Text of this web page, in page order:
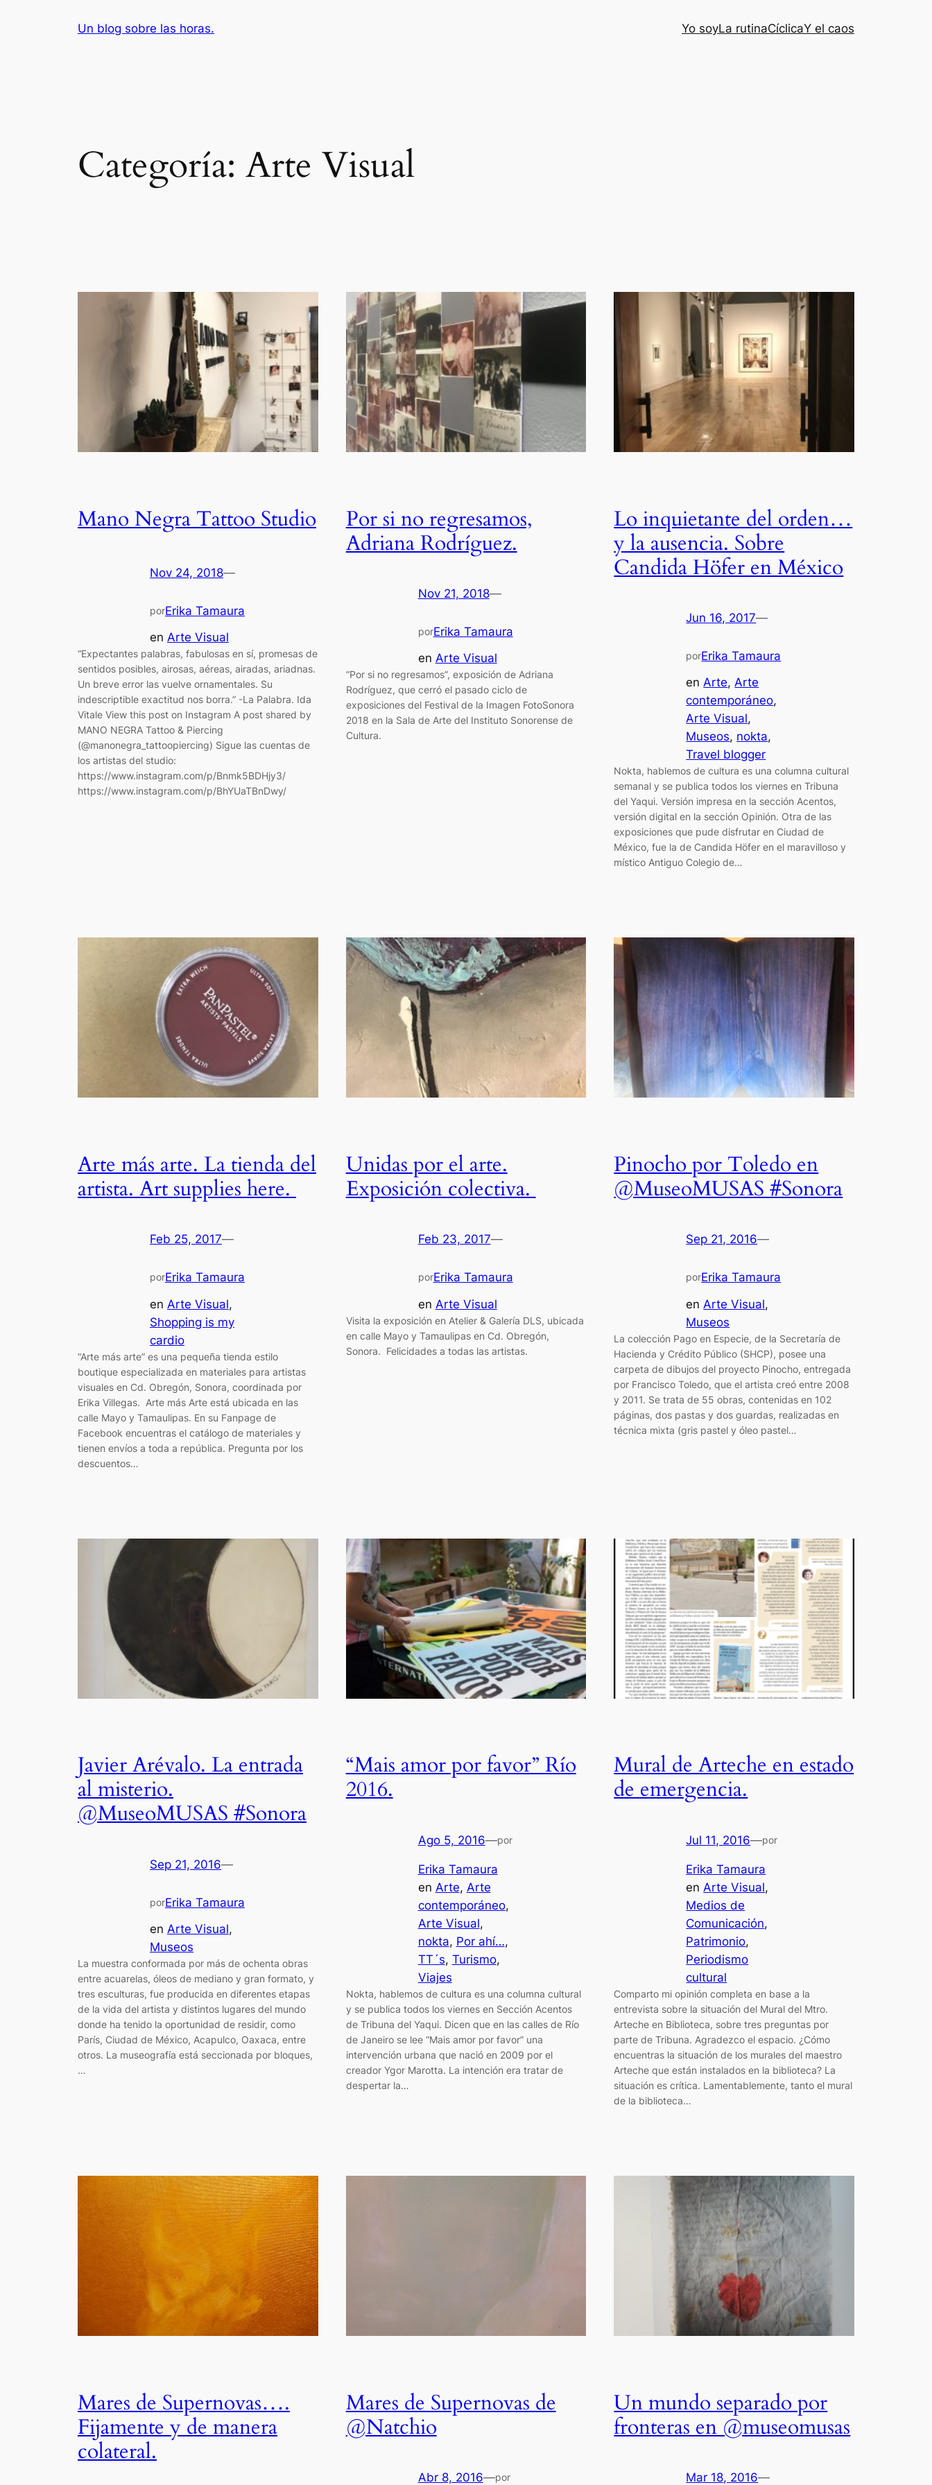
Un blog sobre las horas. Yo soyLa rutinaCíclicaY el caos
Categoría: Arte Visual
Mano Negra Tattoo Studio
Nov 24, 2018—
porErika Tamaura
en Arte Visual
“Expectantes palabras, fabulosas en sí, promesas de
sentidos posibles, airosas, aéreas, airadas, ariadnas.
Un breve error las vuelve ornamentales. Su
indescriptible exactitud nos borra.” -La Palabra. Ida
Vitale View this post on Instagram A post shared by
MANO NEGRA Tattoo & Piercing
(@manonegra_tattoopiercing) Sigue las cuentas de
los artistas del studio:
https://www.instagram.com/p/Bnmk5BDHjy3/
https://www.instagram.com/p/BhYUaTBnDwy/
Por si no regresamos,
Adriana Rodríguez.
Nov 21, 2018—
porErika Tamaura
en Arte Visual
“Por si no regresamos”, exposición de Adriana
Rodríguez, que cerró el pasado ciclo de
exposiciones del Festival de la Imagen FotoSonora
2018 en la Sala de Arte del Instituto Sonorense de
Cultura.
Lo inquietante del orden…
y la ausencia. Sobre
Candida Höfer en México
Jun 16, 2017—
porErika Tamaura
enArte, Arte
contemporáneo
Arte Visual
Museos, nokta
Travel blogger
Nokta, hablemos de cultura es una columna cultural
semanal y se publica todos los viernes en Tribuna
del Yaqui. Versión impresa en la sección Acentos,
versión digital en la sección Opinión. Otra de las
exposiciones que pude disfrutar en Ciudad de
México, fue la de Candida Höfer en el maravilloso y
místico Antiguo Colegio de…
Arte más arte. La tienda del
artista. Art supplies here.
Feb 25, 2017—
porErika Tamaura
en Arte Visual
Shopping is my
cardio
“Arte más arte” es una pequeña tienda estilo
boutique especializada en materiales para artistas
visuales en Cd. Obregón, Sonora, coordinada por
Erika Villegas. Arte más Arte está ubicada en las
calle Mayo y Tamaulipas. En su Fanpage de
Facebook encuentras el catálogo de materiales y
tienen envíos a toda a república. Pregunta por los
descuentos…
Unidas por el arte.
Exposición colectiva.
Feb 23, 2017—
porErika Tamaura
en Arte Visual
Visita la exposición en Atelier & Galería DLS, ubicada
en calle Mayo y Tamaulipas en Cd. Obregón,
Sonora. Felicidades a todas las artistas.
Pinocho por Toledo en
@MuseoMUSAS #Sonora
Sep 21, 2016—
porErika Tamaura
en Arte Visual
Museos
La colección Pago en Especie, de la Secretaría de
Hacienda y Crédito Público (SHCP), posee una
carpeta de dibujos del proyecto Pinocho, entregada
por Francisco Toledo, que el artista creó entre 2008
y 2011. Se trata de 55 obras, contenidas en 102
páginas, dos pastas y dos guardas, realizadas en
técnica mixta (gris pastel y óleo pastel…
Javier Arévalo. La entrada
al misterio.
@MuseoMUSAS #Sonora
Sep 21, 2016—
porErika Tamaura
en Arte Visual
Museos
La muestra conformada por más de ochenta obras
entre acuarelas, óleos de mediano y gran formato, y
tres esculturas, fue producida en diferentes etapas
de la vida del artista y distintos lugares del mundo
donde ha tenido la oportunidad de residir, como
París, Ciudad de México, Acapulco, Oaxaca, entre
otros. La museografía está seccionada por bloques,
…
“Mais amor por favor” Río
2016.
Ago 5, 2016—por
Erika Tamaura
en Arte, Arte
contemporáneo
Arte Visual
nokta, Por ahí…
TT´s, Turismo
Viajes
Nokta, hablemos de cultura es una columna cultural
y se publica todos los viernes en Sección Acentos
de Tribuna del Yaqui. Dicen que en las calles de Río
de Janeiro se lee “Mais amor por favor” una
intervención urbana que nació en 2009 por el
creador Ygor Marotta. La intención era tratar de
despertar la…
Mural de Arteche en estado
de emergencia.
Jul 11, 2016—por
Erika Tamaura
enArte Visual
Medios de
Comunicación
Patrimonio
Periodismo
cultural
Comparto mi opinión completa en base a la
entrevista sobre la situación del Mural del Mtro.
Arteche en Biblioteca, sobre tres preguntas por
parte de Tribuna. Agradezco el espacio. ¿Cómo
encuentras la situación de los murales del maestro
Arteche que están instalados en la biblioteca? La
situación es crítica. Lamentablemente, tanto el mural
de la biblioteca…
Mares de Supernovas….
Fijamente y de manera
colateral.
Mares de Supernovas de
@Natchio
Abr 8, 2016—por
Un mundo separado por
fronteras en @museomusas
Mar 18, 2016—